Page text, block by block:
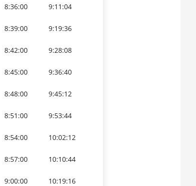
8:36:00 9:11:04
8:39:00 9:19:36
8:42:00 9:28:08
8:45:00 9:36:40
8:48:00 9:45:12
8:51:00 9:53:44
8:54:00 10:02:12
8:57:00 10:10:44
9:00:00 10:19:16